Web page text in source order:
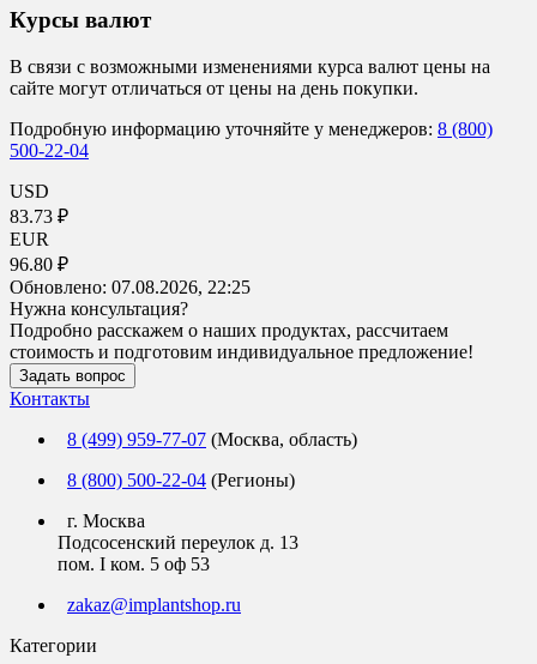
Курсы валют
В связи с возможными изменениями курса валют цены на
сайте могут отличаться от цены на день покупки.
Подробную информацию уточняйте у менеджеров: 8 (800)
500-22-04
USD
83.73 ₽
EUR
96.80 ₽
Обновлено: 07.08.2026, 22:25
Нужна консультация?
Подробно расскажем о наших продуктах, рассчитаем
стоимость и подготовим индивидуальное предложение!
Задать вопрос
Контакты
8 (499) 959-77-07 (Москва, область)
8 (800) 500-22-04 (Регионы)
г. Москва
Подсосенский переулок д. 13
пом. I ком. 5 оф 53
zakaz@implantshop.ru
Категории